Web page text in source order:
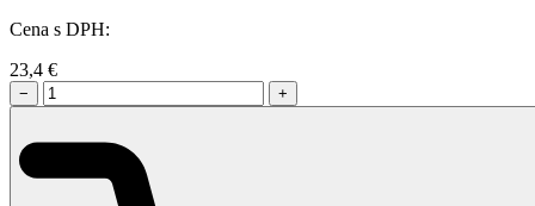
Cena s DPH:
23,4 €
− +